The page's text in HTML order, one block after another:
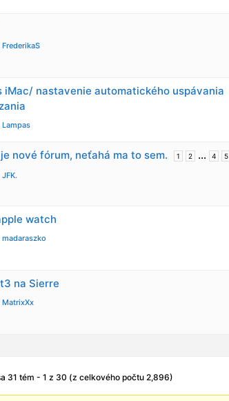
FrederikaS
iMac/ nastavenie automatického uspávania
Lampas
nové fórum, neťahá ma to sem. 1 2 … 4 5
JFK.
watch
madaraszko
na Sierre
MatrixXx
31 tém - 1 z 30 (z celkového počtu 2,896)